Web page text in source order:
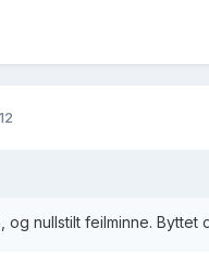
og nullstilt feilminne. Byttet